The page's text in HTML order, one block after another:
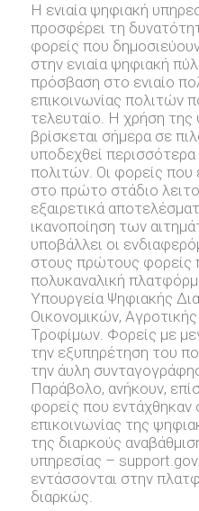
Η ενιαία ψηφιακή
προσφέρει τη
φορείς που
στην ενιαία ψηφιακή
πρόσβαση στο ενιαίο
επικοινωνίας πολιτών
τελευταίο. Η χρήση
βρίσκεται σήμερα σε
υποδεχθεί
πολιτών. Οι φορείς που
στο πρώτο στάδιο
εξαιρετικά
ικανοποίηση των
υποβάλλει οι
στους πρώτους φορείς
πολυκαναλική
Υπουργεία Ψηφιακής
Οικονομικών,
Τροφίμων. Φορείς με
την εξυπηρέτηση του
την άυλη
Παράβολο, ανήκουν,
φορείς που εντάχθηκαν
επικοινωνίας της
της διαρκούς
υπηρεσίας –
εντάσσονται στην
διαρκώς.